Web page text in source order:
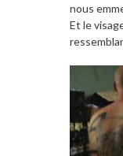
nous
Et le